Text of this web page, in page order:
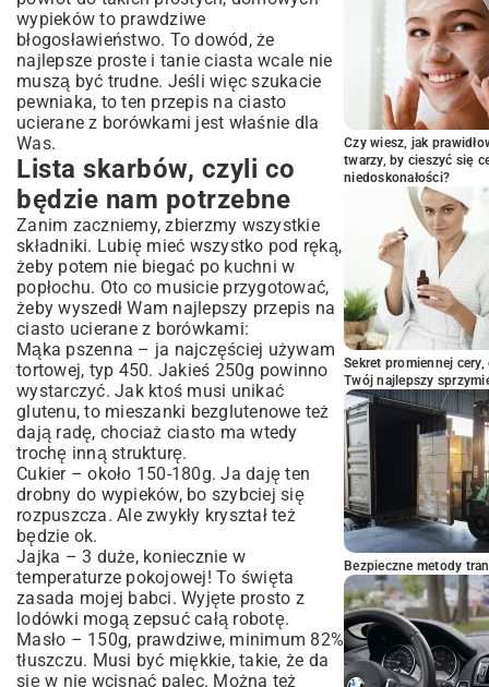
wypieków to prawdziwe
błogosławieństwo. To dowód, że
najlepsze proste i tanie ciasta wcale nie
muszą być trudne. Jeśli więc szukacie
pewniaka, to ten przepis na ciasto
ucierane z borówkami jest właśnie dla
Was.
Lista skarbów, czyli co
będzie nam potrzebne
Zanim zaczniemy, zbierzmy wszystkie
składniki. Lubię mieć wszystko pod ręką,
żeby potem nie biegać po kuchni w
popłochu. Oto co musicie przygotować,
żeby wyszedł Wam najlepszy przepis na
ciasto ucierane z borówkami:
Mąka pszenna – ja najczęściej używam
tortowej, typ 450. Jakieś 250g powinno
wystarczyć. Jak ktoś musi unikać
glutenu, to mieszanki bezglutenowe też
dają radę, chociaż ciasto ma wtedy
trochę inną strukturę.
Cukier – około 150-180g. Ja daję ten
drobny do wypieków, bo szybciej się
rozpuszcza. Ale zwykły kryształ też
będzie ok.
Jajka – 3 duże, koniecznie w
temperaturze pokojowej! To święta
zasada mojej babci. Wyjęte prosto z
lodówki mogą zepsuć całą robotę.
Masło – 150g, prawdziwe, minimum 82%
tłuszczu. Musi być miękkie, takie, że da
się w nie wcisnąć palec. Można też
Czy wiesz, jak
twarzy, by cieszyć się
niedoskonałości?
Sekret promiennej
Twój najlepszy
Bezpieczne metody